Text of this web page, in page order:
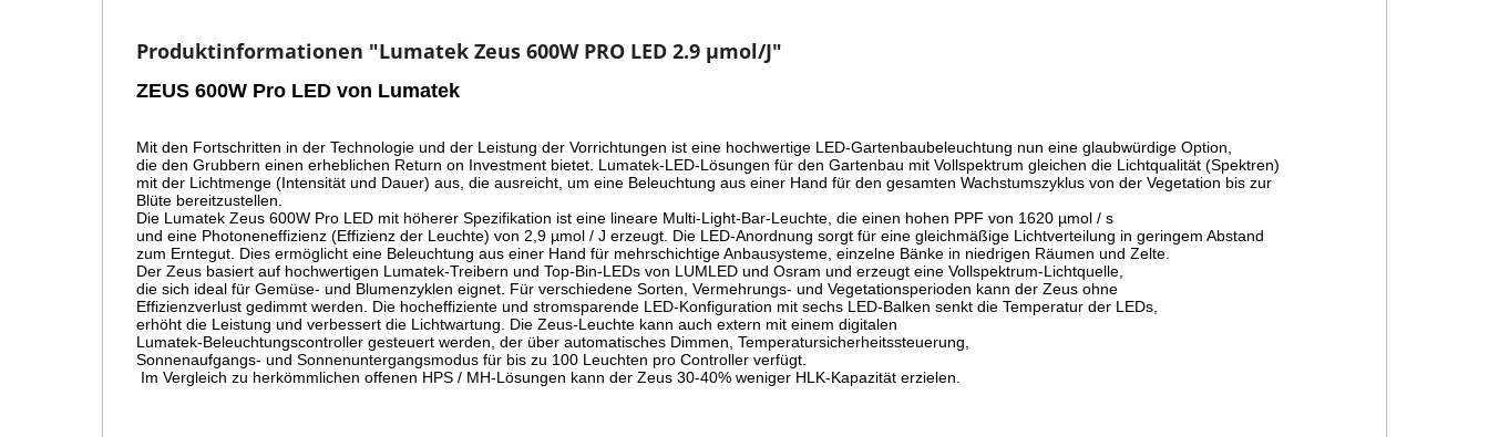
Produktinformationen "Lumatek Zeus 600W PRO LED 2.9 µmol/J"
ZEUS 600W Pro LED von Lumatek
Mit den Fortschritten in der Technologie und der Leistung der Vorrichtungen ist eine hochwertige LED-Gartenbaubeleuchtung nun eine glaubwürdige Option,
die den Grubbern einen erheblichen Return on Investment bietet. Lumatek-LED-Lösungen für den Gartenbau mit Vollspektrum gleichen die Lichtqualität (Spektren)
mit der Lichtmenge (Intensität und Dauer) aus, die ausreicht, um eine Beleuchtung aus einer Hand für den gesamten Wachstumszyklus von der Vegetation bis zur
Blüte bereitzustellen.
Die Lumatek Zeus 600W Pro LED mit höherer Spezifikation ist eine lineare Multi-Light-Bar-Leuchte, die einen hohen PPF von 1620 µmol / s
und eine Photoneneffizienz (Effizienz der Leuchte) von 2,9 µmol / J erzeugt. Die LED-Anordnung sorgt für eine gleichmäßige Lichtverteilung in geringem Abstand
zum Erntegut. Dies ermöglicht eine Beleuchtung aus einer Hand für mehrschichtige Anbausysteme, einzelne Bänke in niedrigen Räumen und Zelte.
Der Zeus basiert auf hochwertigen Lumatek-Treibern und Top-Bin-LEDs von LUMLED und Osram und erzeugt eine Vollspektrum-Lichtquelle,
die sich ideal für Gemüse- und Blumenzyklen eignet. Für verschiedene Sorten, Vermehrungs- und Vegetationsperioden kann der Zeus ohne
Effizienzverlust gedimmt werden. Die hocheffiziente und stromsparende LED-Konfiguration mit sechs LED-Balken senkt die Temperatur der LEDs,
erhöht die Leistung und verbessert die Lichtwartung. Die Zeus-Leuchte kann auch extern mit einem digitalen
Lumatek-Beleuchtungscontroller gesteuert werden, der über automatisches Dimmen, Temperatursicherheitssteuerung,
Sonnenaufgangs- und Sonnenuntergangsmodus für bis zu 100 Leuchten pro Controller verfügt.
Im Vergleich zu herkömmlichen offenen HPS / MH-Lösungen kann der Zeus 30-40% weniger HLK-Kapazität erzielen.